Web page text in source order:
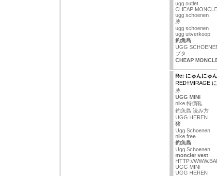
ugg outlet
CHEAP
ugg schoenen
豚
ugg schoenen
ugg uitverkoop
釣魚島
UGG
ブタ
CHEAP
Re: にゅんにゅ
RED†MIRAGE:
豚
UGG MINI
nike 特價鞋
釣魚島 読み方
UGG HEREN
猪
Ugg Schoenen
nike free
釣魚島
Ugg Schoenen
moncler vest
HTTP://
UGG MINI
UGG HEREN